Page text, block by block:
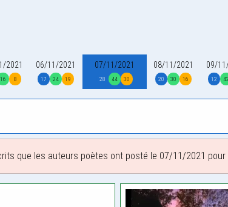
2021
16 8
06/11/2021
17 24 19
07/11/2021
28 44 30
08/11/2021
20 30 16
09/
12 42
que les auteurs poètes ont posté le 07/11/2021 pour